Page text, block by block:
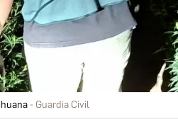
Guardia Civil